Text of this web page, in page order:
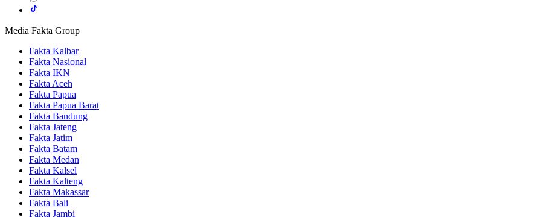
Media Fakta Group
Fakta Kalbar
Fakta Nasional
Fakta IKN
Fakta Aceh
Fakta Papua
Fakta Papua Barat
Fakta Bandung
Fakta Jateng
Fakta Jatim
Fakta Batam
Fakta Medan
Fakta Kalsel
Fakta Kalteng
Fakta Makassar
Fakta Bali
Fakta Jambi